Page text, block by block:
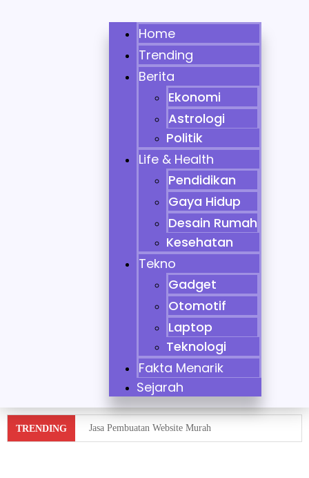
Home
Trending
Berita
Ekonomi
Astrologi
Politik
Life & Health
Pendidikan
Gaya Hidup
Desain Rumah
Kesehatan
Tekno
Gadget
Otomotif
Laptop
Teknologi
Fakta Menarik
Sejarah
TRENDING Jasa Pembuatan Website Murah